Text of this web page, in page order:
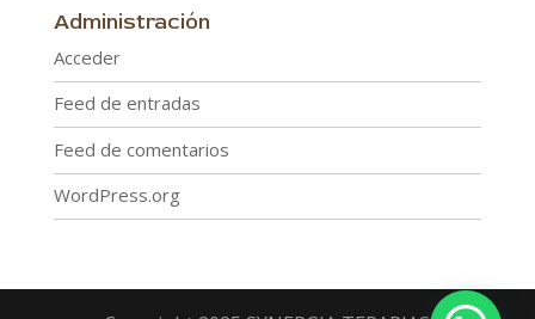
Administración
Acceder
Feed de entradas
Feed de comentarios
WordPress.org